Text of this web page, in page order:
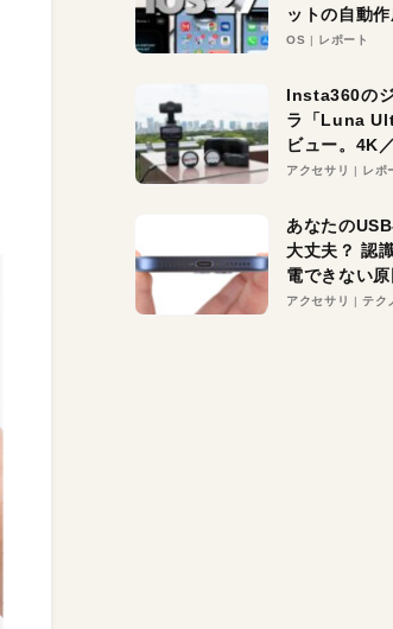
ットの自動
待大の便利機
る未来はす
OS レポート
Insta360の
ラ「Luna
ビュー。4K
ーム・夜間撮
アクセサリ レポ
あなたの
大丈夫？ 認
電できない
対策
アクセサリ テク